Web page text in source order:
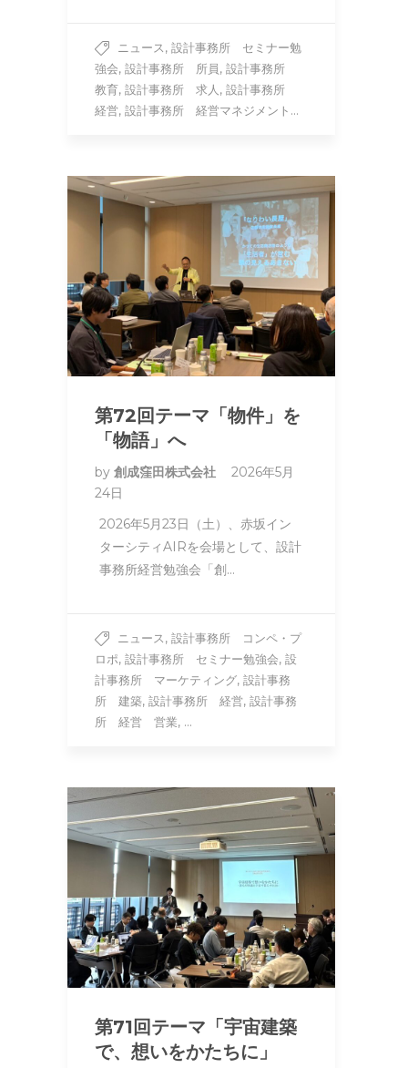
ニュース, 設計事務所 セミナー勉
強会, 設計事務所 所員, 設計事務所
教育, 設計事務所 求人 , 設計事務所
経営, 設計事務所 経営マネジメント ...
第72回テーマ「物件」を
「物語」へ
by 創成窪田株式会社
2026年5月
24日
2026年5月23日（土）、赤坂イン
ターシティAIRを会場として、設計
事務所経営勉強会「創…
ニュース, 設計事務所 コンペ・プ
ロポ, 設計事務所 セミナー勉強会, 設
計事務所 マーケティング, 設計事務
所 建築, 設計事務所 経営, 設計事務
所 経営 営業, ...
第71回テーマ「宇宙建築
で、想いをかたちに」